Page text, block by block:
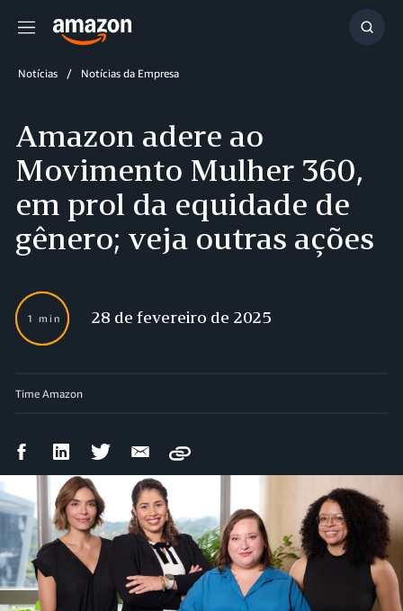
Menu
Notícias Notícias da Empresa
Amazon adere ao
Movimento Mulher 360,
em prol da equidade de
gênero; veja outras ações
1 min 28 de fevereiro de 2025
Time Amazon
Compartilhar
Facebook
Compartilhar
LinkedIn
Compartilhar
Twitter
Compartilhar
e-
mail
Copy